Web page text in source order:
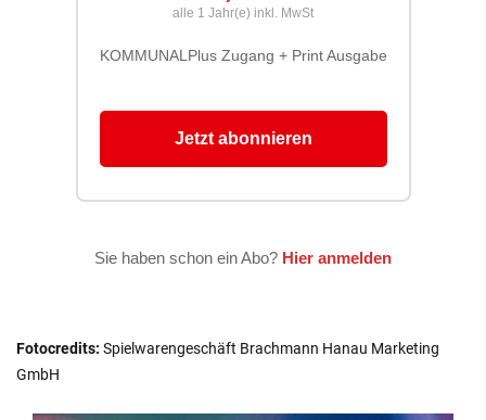
Fotocredits: Spielwarengeschäft Brachmann Hanau Marketing
GmbH